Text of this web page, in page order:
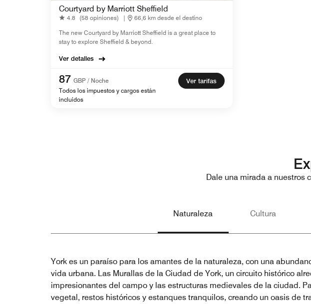
Courtyard by Marriott Sheffield
4.8 (58 opiniones) |
66,6 km desde el destino
The new Courtyard by Marriott Sheffield is a great place to
stay to explore Sheffield & beyond.
Ver detalles
87 GBP / Noche
Todos los impuestos y cargos están
incluidos
Ver tarifas
Dale una mirada a nuestros
Naturaleza Cultura
York es un paraíso para los amantes de la naturaleza, con una
vida urbana. Las Murallas de la Ciudad de York, un circuito histórico
impresionantes del campo y las estructuras medievales de la ciudad.
vegetal, restos históricos y estanques tranquilos, creando un oasis de